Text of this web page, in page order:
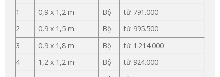
1 0,9 x 1,2 m Bộ
từ 791.000
2
0,9 x 1,5 m Bộ
từ 995.500
3
0,9 x 1,8 m Bộ
từ 1.214.000
4
1,2 x 1,2 m Bộ
từ 924.000